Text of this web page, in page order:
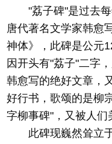
"荔子碑"是过去每
唐代著名文学家韩愈
神体》，此碑是公元
因开头有"荔子"二字
韩愈写的绝好文章，
好行书，歌颂的是柳
字柳事碑"，又被人们
此碑现巍然耸立于